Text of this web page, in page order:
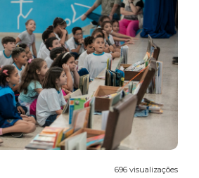
696 visualizações